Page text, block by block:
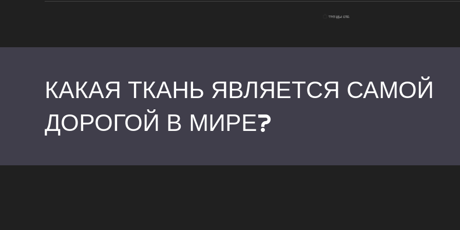
КАКАЯ ТКАНЬ ЯВЛЯЕТСЯ САМОЙ
ДОРОГОЙ В МИРЕ?